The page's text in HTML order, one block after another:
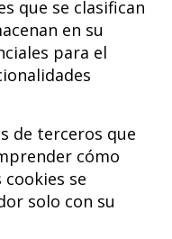
que se clasifican
en su
para el
de terceros que
cómo
se
solo con su